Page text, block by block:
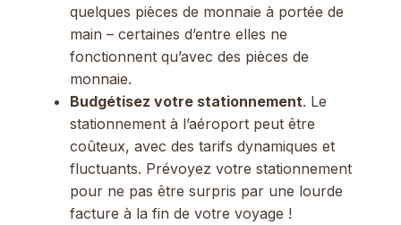
quelques pièces de monnaie à portée de
main – certaines d’entre elles ne
fonctionnent qu’avec des pièces de
monnaie.
Budgétisez votre stationnement. Le
stationnement à l’aéroport peut être
coûteux, avec des tarifs dynamiques et
fluctuants. Prévoyez votre stationnement
pour ne pas être surpris par une lourde
facture à la fin de votre voyage !